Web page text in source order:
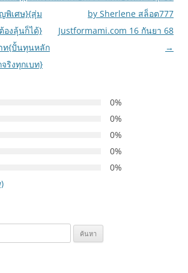
พิเศษ}{สุ่ม
องลุ้นก็ได้}
ท{ปั้นทุนหลัก
ริงทุกเบท}
by Sherlene สล็อต777
Justformami.com 16 กันยา 68
→
0%
0%
0%
0%
0%